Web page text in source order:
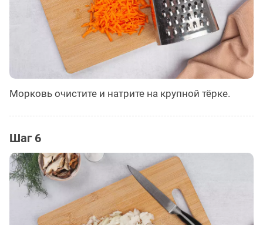
Морковь очистите и натрите на крупной тёрке.
Шаг 6